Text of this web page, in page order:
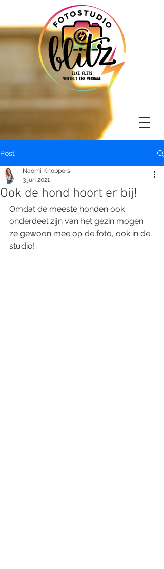
Post
Ook de hond hoort er bij!
Naomi Knoppers
3 jun 2021
Omdat de meeste honden ook
onderdeel zijn van het gezin mogen
ze gewoon mee op de foto, ook in de
studio!